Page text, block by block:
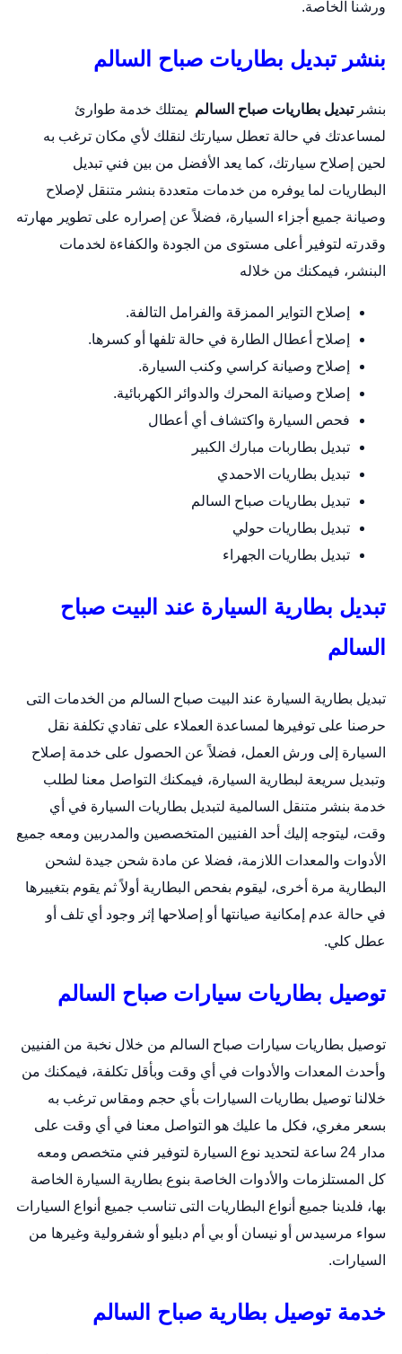
ورشنا الخاصة.
بنشر تبديل بطاريات صباح السالم
بنشرتبديل بطاريات صباح السالم يمتلك خدمة طوارئ
لمساعدتك في حالة تعطل سيارتك لنقلك لأي مكان ترغب به
لحين إصلاح سيارتك، كما يعد الأفضل من بين فني تبديل
البطاريات لما يوفره من خدمات متعددة بنشر متنقل لإصلاح
وصيانة جميع أجزاء السيارة، فضلاً عن إصراره على تطوير مهارته
وقدرته لتوفير أعلى مستوى من الجودة والكفاءة لخدمات
البنشر، فيمكنك من خلاله
إصلاح التواير الممزقة والفرامل التالفة.
إصلاح أعطال الطارة في حالة تلفها أو كسرها.
إصلاح وصيانة كراسي وكنب السيارة.
إصلاح وصيانة المحرك والدوائر الكهربائية.
فحص السيارة واكتشاف أي أعطال
تبديل بطاربات مبارك الكبير
تبديل بطاريات الاحمدي
تبديل بطاريات صباح السالم
تبديل بطاريات حولي
تبديل بطاريات الجهراء
تبديل بطارية السيارة عند البيت صباح
السالم
تبديل بطارية السيارة عند البيت صباح السالم من الخدمات التى
حرصنا على توفيرها لمساعدة العملاء على تفادي تكلفة نقل
السيارة إلى ورش العمل، فضلاً عن الحصول على خدمة إصلاح
وتبديل سريعة لبطارية السيارة، فيمكنك التواصل معنا لطلب
خدمة بنشر متنقل السالمية لتبديل بطاريات السيارة في أي
وقت، ليتوجه إليك أحد الفنيين المتخصصين والمدربين ومعه جميع
الأدوات والمعدات اللازمة، فضلا عن مادة شحن جيدة لشحن
البطارية مرة أخرى، ليقوم بفحص البطارية أولاً ثم يقوم بتغييرها
في حالة عدم إمكانية صيانتها أو إصلاحها إثر وجود أي تلف أو
عطل كلي.
توصيل بطاريات سيارات صباح السالم
توصيل بطاريات سيارات صباح السالم من خلال نخبة من الفنيين
وأحدث المعدات والأدوات في أي وقت وبأقل تكلفة، فيمكنك من
خلالنا توصيل بطاريات السيارات بأي حجم ومقاس ترغب به
بسعر مغري، فكل ما عليك هو التواصل معنا في أي وقت على
مدار 24 ساعة لتحديد نوع السيارة لتوفير فني متخصص ومعه
كل المستلزمات والأدوات الخاصة بنوع بطارية السيارة الخاصة
بها، فلدينا جميع أنواع البطاريات التى تناسب جميع أنواع السيارات
سواء مرسيدس أو نيسان أو بي أم دبليو أو شفرولية وغيرها من
السيارات.
خدمة توصيل بطارية صباح السالم